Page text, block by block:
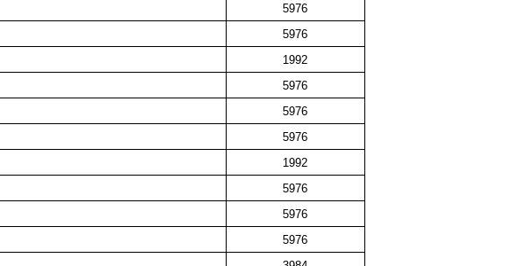
5976
5976
1992
5976
5976
5976
1992
5976
5976
5976